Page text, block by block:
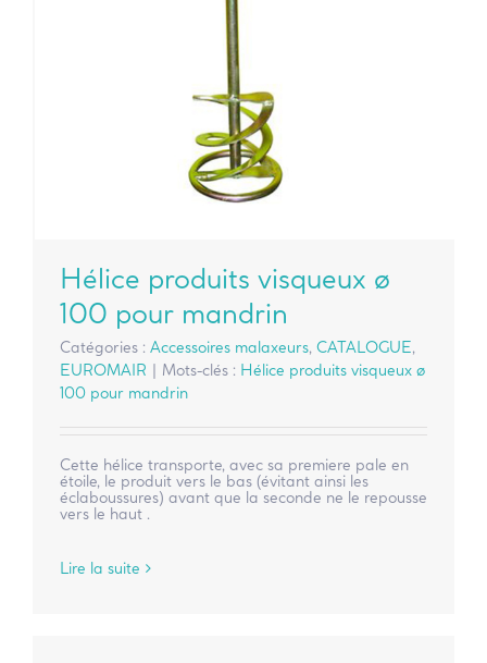
Hélice produits visqueux ø
100 pour mandrin
Catégories : Accessoires malaxeurs, CATALOGUE,
EUROMAIR | Mots-clés : Hélice produits visqueux ø
100 pour mandrin
Cette hélice transporte, avec sa premiere pale en
étoile, le produit vers le bas (évitant ainsi les
éclaboussures) avant que la seconde ne le repousse
vers le haut .
Lire la suite